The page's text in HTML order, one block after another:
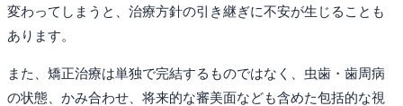
変わってしまうと、治療方針の引き継ぎに不安が生じることも
あります。
また、矯正治療は単独で完結するものではなく、虫歯・歯周病
の状態、かみ合わせ、将来的な審美面なども含めた包括的な視